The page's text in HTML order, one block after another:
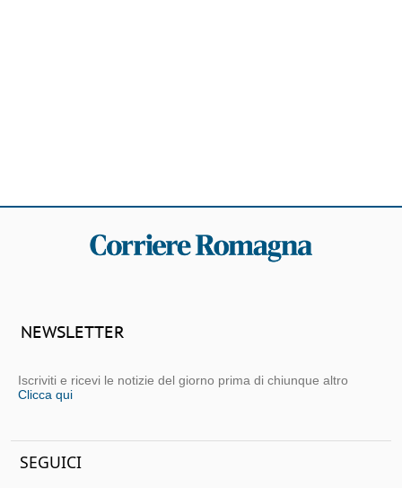
NEWSLETTER
Iscriviti e ricevi le notizie del giorno prima di chiunque altro
Clicca qui
SEGUICI